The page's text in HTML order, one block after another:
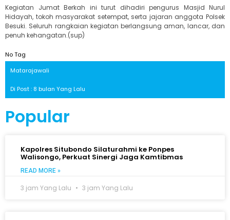
Kegiatan Jumat Berkah ini turut dihadiri pengurus Masjid Nurul
Hidayah, tokoh masyarakat setempat, serta jajaran anggota Polsek
Besuki. Seluruh rangkaian kegiatan berlangsung aman, lancar, dan
penuh kehangatan.(sup)
No Tag
Matarajawali
Di Post : 8 bulan Yang Lalu
Popular
Kapolres Situbondo Silaturahmi ke Ponpes
Walisongo, Perkuat Sinergi Jaga Kamtibmas
READ MORE »
3 jam Yang Lalu 3 jam Yang Lalu